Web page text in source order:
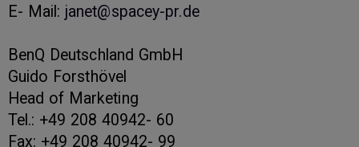
E- Mail: janet@spacey-pr.de
BenQ Deutschland GmbH
Guido Forsthövel
Head of Marketing
Tel.: +49 208 40942- 60
Fax: +49 208 40942- 99